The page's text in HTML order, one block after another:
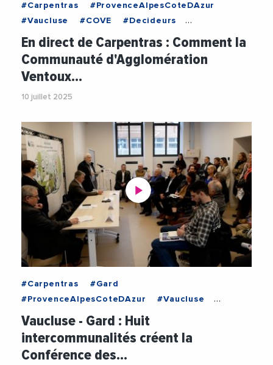
#Carpentras
#ProvenceAlpesCoteDAzur
#Vaucluse
#COVE
#Decideurs
#DeveloppementEconomique
#Economie
#JacquelineBouyac
En direct de Carpentras : Comment la
Communauté d'Agglomération
Ventoux…
10 juillet 2025
#Carpentras
#Gard
#ProvenceAlpesCoteDAzur
#Vaucluse
#ApplicationMobile
#ChristianGros
#GrandAvignon
#JacquelineBouyac
#JoelGuin
#Mobilite
#SorguesDuComtat
#Transports1
Vaucluse - Gard : Huit
intercommunalités créent la
Conférence des…